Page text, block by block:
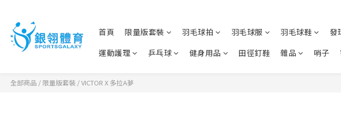
首頁 限量版套裝 羽毛球拍 羽毛球服 羽毛球鞋 發
運動護理
乒乓球 健身用品 田徑釘鞋 雜品 哨子
全部商品 / 限量版套裝 /VICTOR X 多拉A夢